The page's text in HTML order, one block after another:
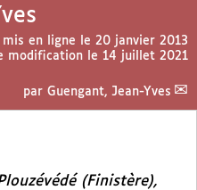
en ligne le 20 janvier 2013
modification le 14 juillet 2021
par Guengant, Jean-Yves
(Finistère),